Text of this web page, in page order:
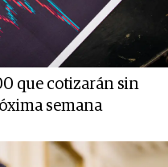
que cotizarán sin
semana